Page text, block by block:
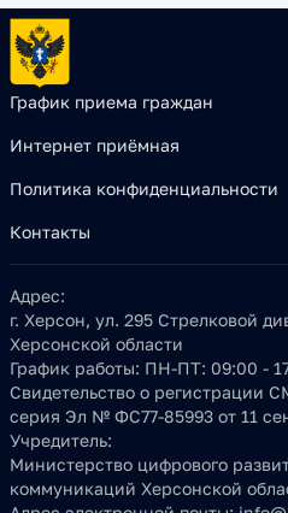
График приема граждан
Интернет приёмная
Политика конфиденциальности
Контакты
Адрес:
г. Херсон, ул. 295 Стрелковой
Херсонской области
График работы: ПН-ПТ: 09:00 -
Свидетельство о регистрации
серия Эл № ФС77-85993 от 11
Учредитель:
Министерство цифрового
коммуникаций Херсонской